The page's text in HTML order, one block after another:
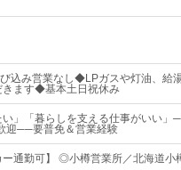
込み営業なし◆LPガスや灯油、給
きます◆基本土日祝休み
い」「暮らしを支える仕事がいい
迎──要普免＆営業経験
ー通勤可】 ◎小樽営業所／北海道小